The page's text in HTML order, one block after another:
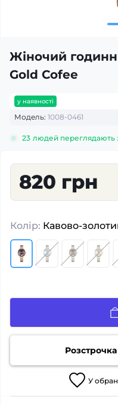
Жіночий
Gold Cofee
у наявності
Модель: 1008-0461
23 людей переглядають
820 грн
Колір: Кавово-
Розстрочка
У